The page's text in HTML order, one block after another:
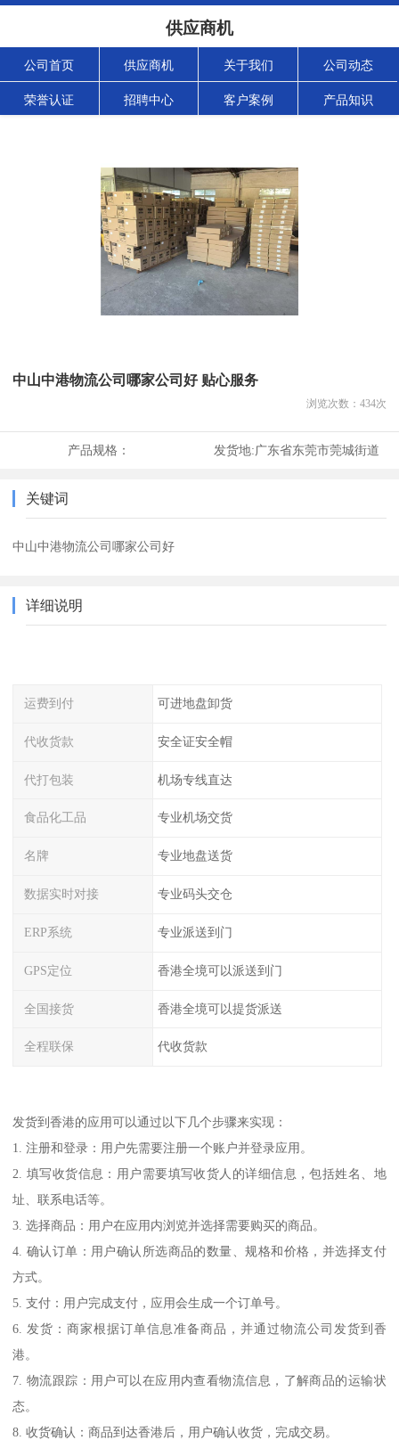
供应商机
公司首页 供应商机 关于我们 公司动态
荣誉认证 招聘中心 客户案例 产品知识
中山中港物流公司哪家公司好 贴心服务
浏览次数： 434次
产品规格： 发货地:广东省东莞市莞城街道
关键词
中山中港物流公司哪家公司好
详细说明
运费到付 可进地盘卸货
代收货款 安全证安全帽
代打包装 机场专线直达
食品化工品 专业机场交货
名牌 专业地盘送货
数据实时对接 专业码头交仓
ERP系统 专业派送到门
GPS定位 香港全境可以派送到门
全国接货 香港全境可以提货派送
全程联保 代收货款
发货到香港的应用可以通过以下几个步骤来实现：
1. 注册和登录：用户先需要注册一个账户并登录应用。
2. 填写收货信息：用户需要填写收货人的详细信息，包括姓名、地
址、联系电话等。
3. 选择商品：用户在应用内浏览并选择需要购买的商品。
4. 确认订单：用户确认所选商品的数量、规格和价格，并选择支付
方式。
5. 支付：用户完成支付，应用会生成一个订单号。
6. 发货：商家根据订单信息准备商品，并通过物流公司发货到香
港。
7. 物流跟踪：用户可以在应用内查看物流信息，了解商品的运输状
态。
8. 收货确认：商品到达香港后，用户确认收货，完成交易。